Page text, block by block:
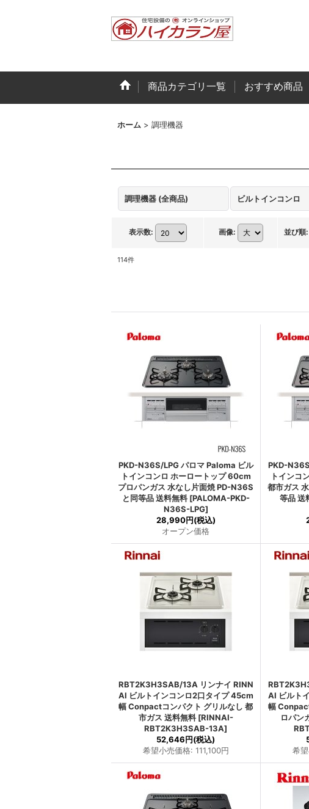
商品カテゴリ一覧 おすすめ商品
ホーム > 調理機器
調理機器 (全商品) ビルトインコンロ
表示数: 画像: 並び順:
114件
PKD-N36S/LPG パロマ Paloma ビル
トインコンロ ホーロートップ 60cm
プロパンガス 水なし片面焼 PD-N36S
と同等品 送料無料 [PALOMA-PKD-
N36S-LPG]
28,990円(税込)
オープン価格
PKD-
トインコ
都市ガス
等品 送
RBT2K3H3SAB/13A リンナイ RINN
AI ビルトインコンロ2口タイプ 45cm
幅 Conpactコンパクト グリルなし 都
市ガス 送料無料 [RINNAI-
RBT2K3H3SAB-13A]
52,646円(税込)
希望小売価格: 111,100円
AI ビルト
幅
ロパン
希